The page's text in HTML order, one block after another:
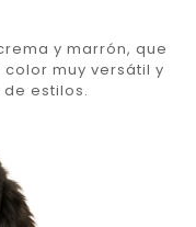
y marrón, que
muy versátil y
estilos.